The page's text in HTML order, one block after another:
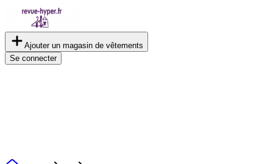
Ajouter un magasin de vêtements
Se connecter